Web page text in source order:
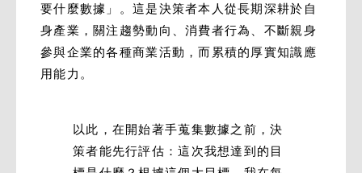
要什麼數據」。這是決策者本人從長期深耕於自
身產業，關注趨勢動向、消費者行為、不斷親身
參與企業的各種商業活動，而累積的厚實知識應
用能力。
以此，在開始著手蒐集數據之前，決
策者能先行評估：這次我想達到的目